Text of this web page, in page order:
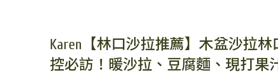
Karen【林口沙拉推薦】木盆沙拉
控必訪！暖沙拉、豆腐麵、現打果